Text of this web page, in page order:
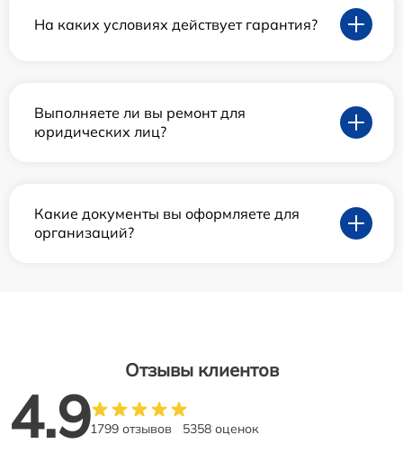
На каких условиях действует гарантия?
Выполняете ли вы ремонт для
юридических лиц?
Какие документы вы оформляете для
организаций?
Отзывы клиентов
4.91799 отзывов 5358 оценок